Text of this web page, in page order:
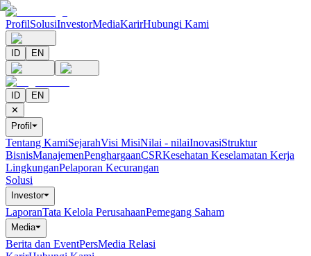
ProfilSolusiInvestorMediaKarirHubungi Kami
ID EN
ID
EN
✕
Profil ⏷
Tentang KamiSejarahVisi MisiNilai - nilaiInovasiStruktur
BisnisManajemenPenghargaanCSRKesehatan Keselamatan Kerja
LingkunganPelaporan Kecurangan
Solusi
Investor⏷
LaporanTata Kelola PerusahaanPemegang Saham
Media⏷
Berita dan EventPersMedia Relasi